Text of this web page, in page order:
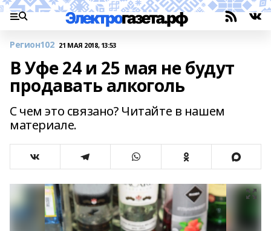
Регион102 21 МАЯ 2018, 13:53
В Уфе 24 и 25 мая не будут
продавать алкоголь
С чем это связано? Читайте в нашем
материале.